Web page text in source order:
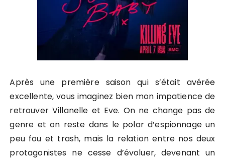
Après une première saison qui s’était avérée
excellente, vous imaginez bien mon impatience de
retrouver Villanelle et Eve. On ne change pas de
genre et on reste dans le polar d’espionnage un
peu fou et trash, mais la relation entre nos deux
protagonistes ne cesse d’évoluer, devenant un